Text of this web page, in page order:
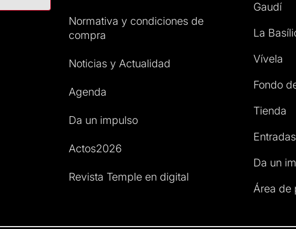
Normativa y condiciones de
compra
Noticias y Actualidad
Agenda
Da un impulso
Actos2026
Revista Temple en digital
Gaudí
La
Vívela
Fondo
Tienda
Entradas
Da un
Área de